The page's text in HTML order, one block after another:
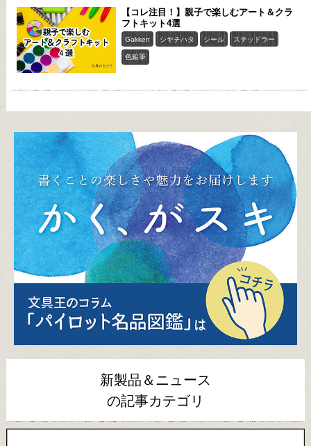
【コレ注目！】親子で楽しむアート＆クラ
フトキット4選
Gakken シヤチハタ シール ステッドラー
色鉛筆
新製品＆ニュース
の記事カテゴリ